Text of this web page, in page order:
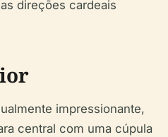
direções cardeais
impressionante,
central com uma cúpula